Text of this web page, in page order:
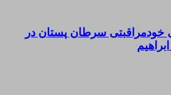
خودمراقبتی سرطان پستان در